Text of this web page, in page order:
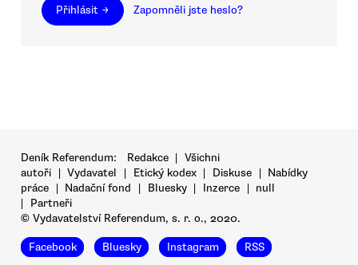
Přihlásit → Zapomněli jste heslo?
Deník Referendum: Redakce | Všichni
autoři | Vydavatel | Etický kodex | Diskuse | Nabídky
práce | Nadační fond | Bluesky | Inzerce | null
|
Partneři
© Vydavatelství Referendum, s. r. o., 2020.
Facebook Bluesky Instagram RSS